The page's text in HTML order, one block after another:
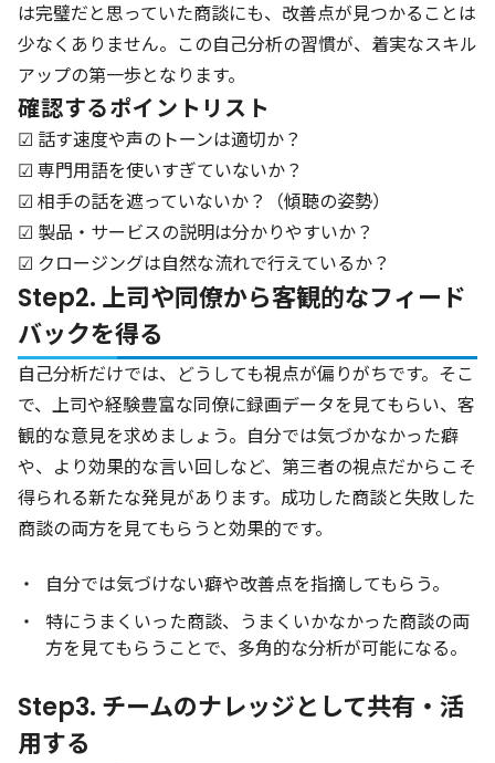
は完璧だと思っていた商談にも、改善点が見つかることは
少なくありません。この自己分析の習慣が、着実なスキル
アップの第一歩となります。
確認するポイントリスト
☑ 話す速度や声のトーンは適切か？
☑ 専門用語を使いすぎていないか？
☑ 相手の話を遮っていないか？（傾聴の姿勢）
☑ 製品・サービスの説明は分かりやすいか？
☑ クロージングは自然な流れで行えているか？
Step2. 上司や同僚から客観的なフィード
バックを得る
自己分析だけでは、どうしても視点が偏りがちです。そこ
で、上司や経験豊富な同僚に録画データを見てもらい、客
観的な意見を求めましょう。自分では気づかなかった癖
や、より効果的な言い回しなど、第三者の視点だからこそ
得られる新たな発見があります。成功した商談と失敗した
商談の両方を見てもらうと効果的です。
自分では気づけない癖や改善点を指摘してもらう。
特にうまくいった商談、うまくいかなかった商談の両
方を見てもらうことで、多角的な分析が可能になる。
Step3. チームのナレッジとして共有・活
用する